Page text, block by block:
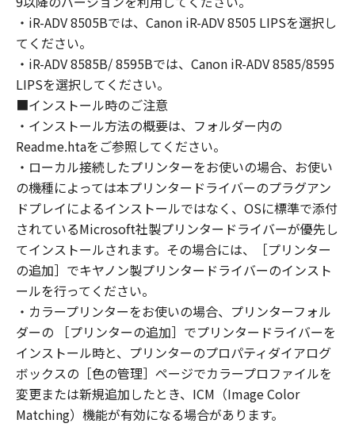
諾されるものではありません。
２．制限
(1) お客様は、再使用許諾、譲渡、販売、頒
布、リースもしくは貸与その他の方法により、
第三者に「本ソフトウェア」を使用させること
はできません。
(2) お客様は、「本ソフトウェア」の全部また
は一部を修正、改変、逆コンパイル、逆アセン
ブル、その他リバースエンジニアリング等する
ことはできません。また第三者にこのような行
為をさせてはなりません。
３．著作権表示
お客様は、「本ソフトウェア」に含まれるキヤ
ノンまたはキヤノンのライセンサーの著作権表
示を変更し、除去しもしくは削除してはなりま
せん。
４．所有権
「本ソフトウェア」に係る権原および所有権
は、その内容によりキヤノンまたはキヤノンの
ライセンサーに帰属します。
５．輸出
お客様は、日本国政府または関連する外国政府
より必要な許可等を得ることなしに、「本ソフ
・iR-ADV 8505Bでは、Canon iR-ADV 8505 LIPSを選択し
てください。
・iR-ADV 8585B/ 8595Bでは、Canon iR-ADV 8585/8595
LIPSを選択してください。
■インストール時のご注意
・インストール方法の概要は、フォルダー内の
Readme.htaをご参照してください。
・ローカル接続したプリンターをお使いの場合、お使い
の機種によっては本プリンタードライバーのプラグアン
ドプレイによるインストールではなく、OSに標準で添付
されているMicrosoft社製プリンタードライバーが優先し
てインストールされます。その場合には、［プリンター
の追加］でキヤノン製プリンタードライバーのインスト
ールを行ってください。
・カラープリンターをお使いの場合、プリンターフォル
ダーの ［プリンターの追加］でプリンタードライバーを
インストール時と、プリンターのプロパティダイアログ
ボックスの［色の管理］ページでカラープロファイルを
変更または新規追加したとき、ICM（Image Color
Matching）機能が有効になる場合があります。